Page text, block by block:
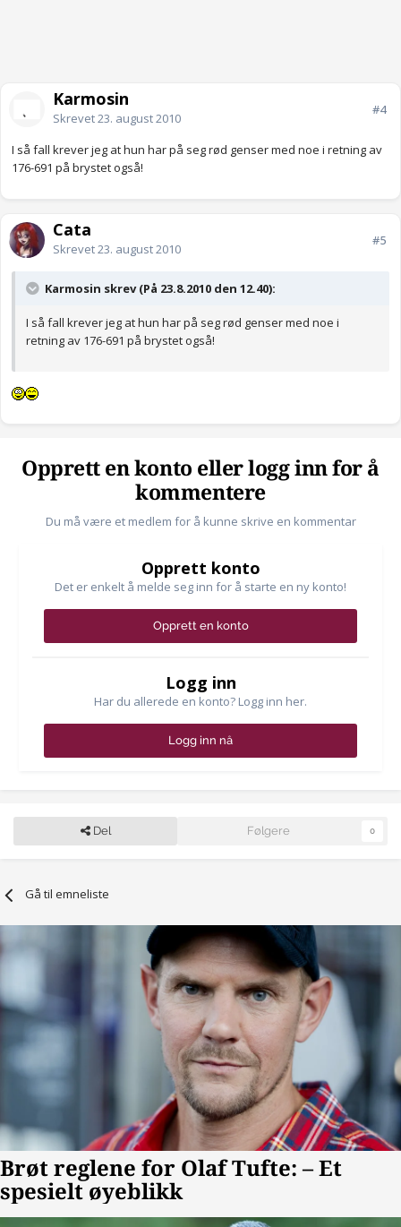
Karmosin
Skrevet23. august 2010
#4
I så fall krever jeg at hun har på seg rød genser med noe i retning av
176-691 på brystet også!
Cata
Skrevet23. august 2010
#5
Karmosin skrev (På 23.8.2010 den 12.40):
I så fall krever jeg at hun har på seg rød genser med noe i
retning av 176-691 på brystet også!
Opprett en konto eller logg inn for å
kommentere
Du må være et medlem for å kunne skrive en kommentar
Opprett konto
Det er enkelt å melde seg inn for å starte en ny konto!
Opprett en konto
Logg inn
Har du allerede en konto? Logg inn her.
Logg inn nå
Del Følgere 0
Gå til emneliste